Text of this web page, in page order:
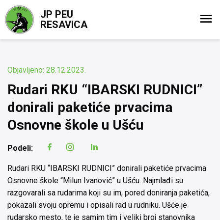
JP PEU
RESAVICA
Objavljeno: 28.12.2023.
Rudari RKU “IBARSKI RUDNICI”
donirali paketiće prvacima
Osnovne škole u Ušću
Podeli:
Rudari RKU “IBARSKI RUDNICI” donirali paketiće prvacima
Osnovne škole “Milun Ivanović” u Ušću. Najmlađi su
razgovarali sa rudarima koji su im, pored doniranja paketića,
pokazali svoju opremu i opisali rad u rudniku. Ušće je
rudarsko mesto, te je samim tim i veliki broj stanovnika